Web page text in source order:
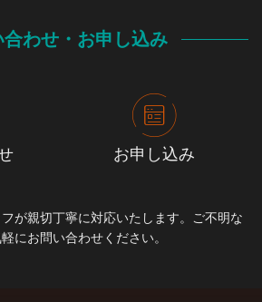
合わせ・お申し込み
お申し込み
が親切丁寧に対応いたします。ご不明な
にお問い合わせください。